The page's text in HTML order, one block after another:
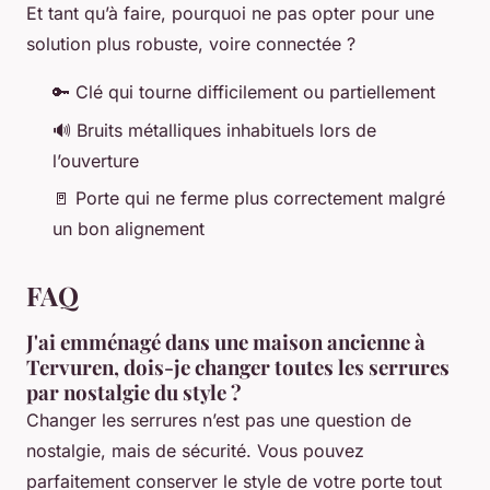
Et tant qu’à faire, pourquoi ne pas opter pour une
solution plus robuste, voire connectée ?
🔑 Clé qui tourne difficilement ou partiellement
🔊 Bruits métalliques inhabituels lors de
l’ouverture
🚪 Porte qui ne ferme plus correctement malgré
un bon alignement
FAQ
J'ai emménagé dans une maison ancienne à
Tervuren, dois-je changer toutes les serrures
par nostalgie du style ?
Changer les serrures n’est pas une question de
nostalgie, mais de sécurité. Vous pouvez
parfaitement conserver le style de votre porte tout